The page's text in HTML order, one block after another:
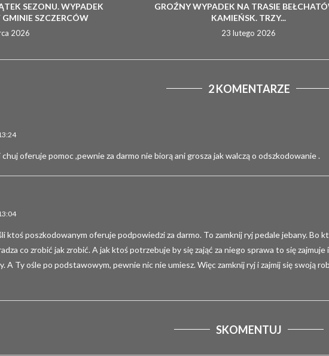
SEZONU. WYPADEK
SZCZERCÓW
2026
GROŹNY WYPADEK NA TRASIE
KAMIEŃSK. TRZY...
23 lutego 2026
2 KOMENTARZE
oferuje pomoc ,pewnie za darmo nie biorą ani grosza jak walczą o odszkodowanie .
ktoś poszkodowanym oferuje podpowiedzi za darmo. To zamknij ryj pedale jebany. Bo
co zrobić jak zrobić. A jak ktoś potrzebuje by się zająć za niego sprawa to się
A Ty ośle po podstawowym, pewnie nic nie umiesz. Więc zamknij ryj i zajmij się swoją
SKOMENTUJ